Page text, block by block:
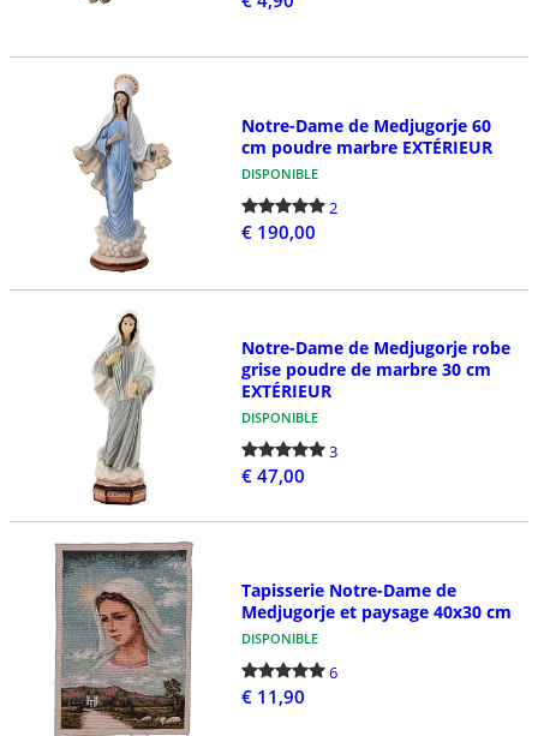
Notre-Dame de Medjugorje 60
cm poudre marbre EXTÉRIEUR
DISPONIBLE
2
€ 190,00
Notre-Dame de Medjugorje robe
grise poudre de marbre 30 cm
EXTÉRIEUR
DISPONIBLE
3
€ 47,00
Tapisserie Notre-Dame de
Medjugorje et paysage 40x30 cm
DISPONIBLE
6
€ 11,90